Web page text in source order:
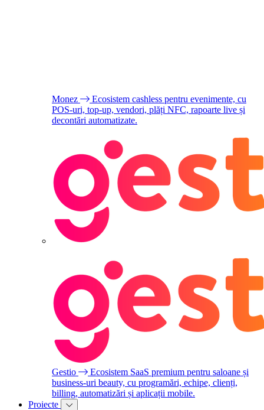
Monez
Ecosistem cashless pentru evenimente, cu
POS-uri, top-up, vendori, plăți NFC, rapoarte live și
decontări automatizate.
Gestio
Ecosistem SaaS premium pentru saloane și
business-uri beauty, cu programări, echipe, clienți,
billing, automatizări și aplicații mobile.
Proiecte